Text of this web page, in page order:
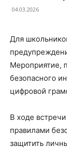
04.03.2026
Для
Мероприятие,
безопасного
цифровой
В ходе
правилами
защитить